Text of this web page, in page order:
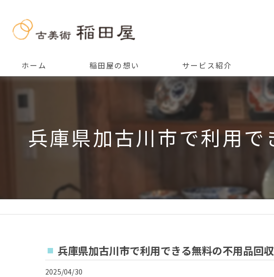
ホーム 稲田屋の想い サービス紹介
兵庫県加古川市で利用
兵庫県加古川市で利用できる無料の不用品回
2025/04/30